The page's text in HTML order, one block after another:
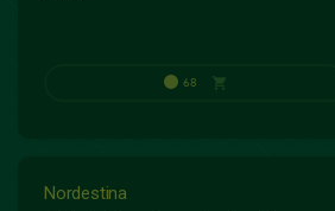
Nordestina